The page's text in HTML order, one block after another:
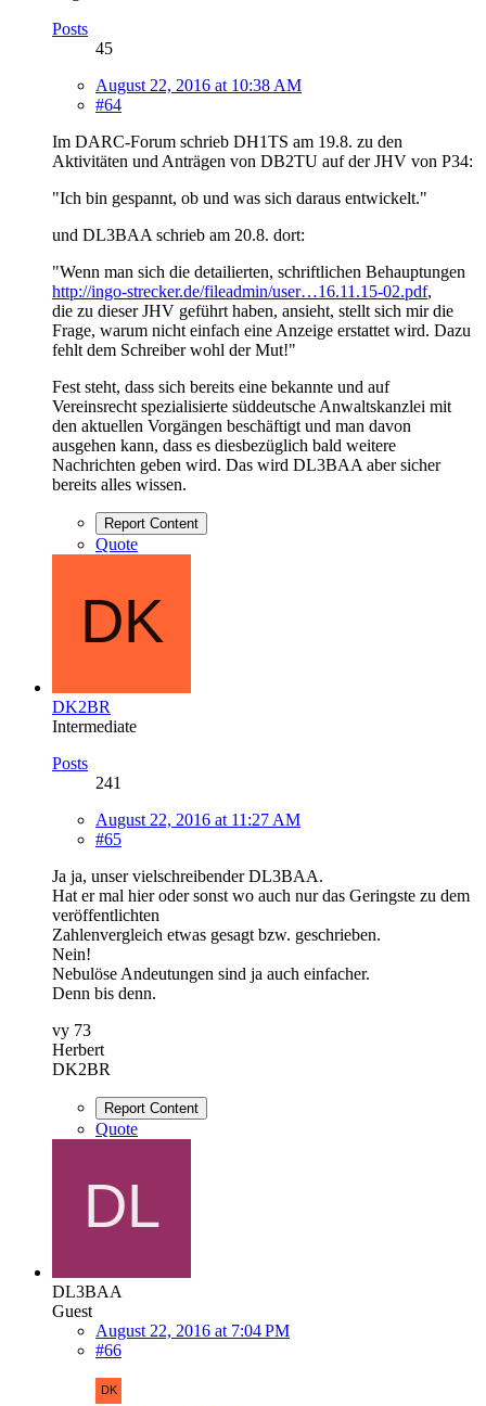
Posts
45
August 22, 2016 at 10:38 AM
#64
Im DARC-Forum schrieb DH1TS am 19.8. zu den
Aktivitäten und Anträgen von DB2TU auf der JHV von P34:
"Ich bin gespannt, ob und was sich daraus entwickelt."
und DL3BAA schrieb am 20.8. dort:
"Wenn man sich die detailierten, schriftlichen Behauptungen
http://ingo-strecker.de/fileadmin/user…16.11.15-02.pdf,
die zu dieser JHV geführt haben, ansieht, stellt sich mir die
Frage, warum nicht einfach eine Anzeige erstattet wird. Dazu
fehlt dem Schreiber wohl der Mut!"
Fest steht, dass sich bereits eine bekannte und auf
Vereinsrecht spezialisierte süddeutsche Anwaltskanzlei mit
den aktuellen Vorgängen beschäftigt und man davon
ausgehen kann, dass es diesbezüglich bald weitere
Nachrichten geben wird. Das wird DL3BAA aber sicher
bereits alles wissen.
Report Content
Quote
DK2BR
Intermediate
Posts
241
August 22, 2016 at 11:27 AM
#65
Ja ja, unser vielschreibender DL3BAA.
Hat er mal hier oder sonst wo auch nur das Geringste zu dem
veröffentlichten
Zahlenvergleich etwas gesagt bzw. geschrieben.
Nein!
Nebulöse Andeutungen sind ja auch einfacher.
Denn bis denn.
vy 73
Herbert
DK2BR
Report Content
Quote
DL3BAA
Guest
August 22, 2016 at 7:04 PM
#66